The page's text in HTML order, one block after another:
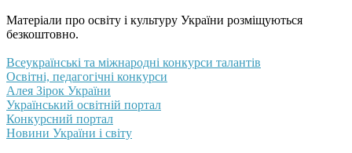
Матеріали про освіту і культуру України розміщуються
безкоштовно.
Всеукраїнські та міжнародні конкурси талантів
Освітні, педагогічні конкурси
Алея Зірок України
Український освітній портал
Конкурсний портал
Новини України і світу